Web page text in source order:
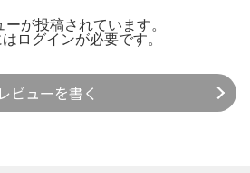
が投稿されています。
ログインが必要です。
レビューを書く